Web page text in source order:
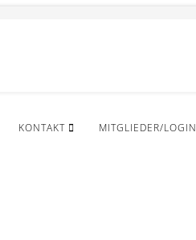
KONTAKT MITGLIEDER/LOGIN